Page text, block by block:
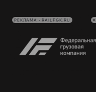
РЕКЛАМА • RAILFGK.RU